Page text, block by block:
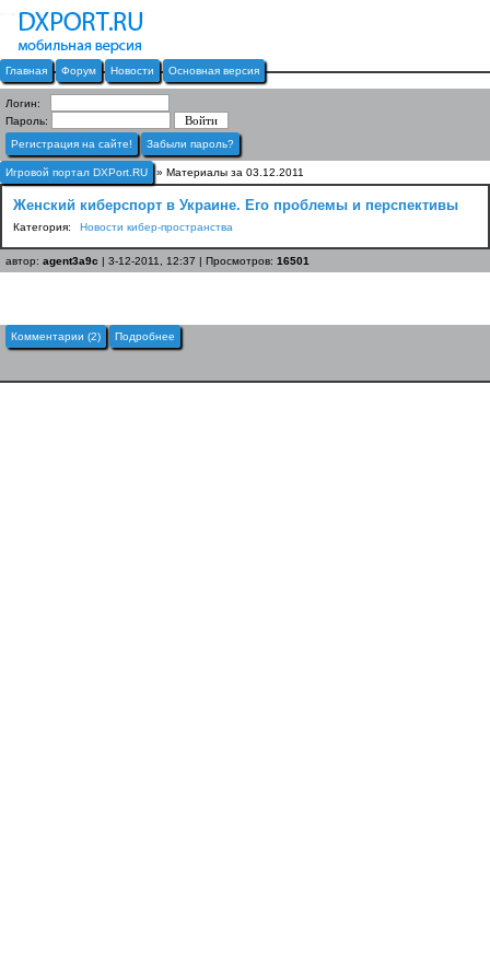
Главная Форум Новости Основная версия
Логин:
Пароль:
Регистрация на сайте!
Забыли пароль?
Игровой портал DXPort.RU » Материалы за 03.12.2011
Женский киберспорт в Украине. Его проблемы и перспективы
Категория: Новости кибер-пространства
автор: agent3a9c | 3-12-2011, 12:37 | Просмотров: 16501
Комментарии (2) Подробнее